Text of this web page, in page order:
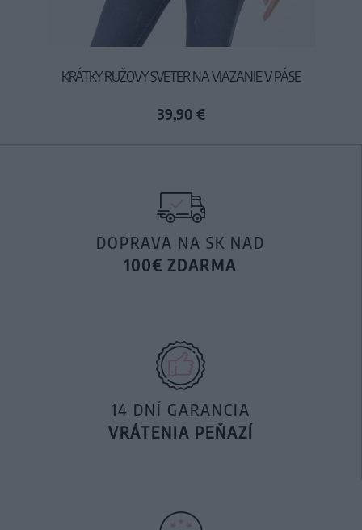
KRÁTKY RUŽOVY SVETER NA VIAZANIE V PÁSE
39,90 €
DOPRAVA NA SK NAD
100€ ZDARMA
14 DNÍ GARANCIA
VRÁTENIA PEŇAZÍ